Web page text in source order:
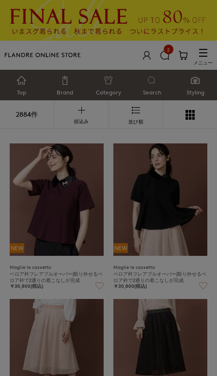
2
メニュー
Top Brand Category Search Styling
2884件
絞込み 並び順
NEW
Maglie le cassetto
ベロア衿フレアプルオーバー|取り外せるベ
ロア衿で2通りの着こなしが完成
￥30,800(税込)
NEW
Maglie le cassetto
ベロア衿フレアプルオーバー|取り外せるベ
ロア衿で2通りの着こなしが完成
￥30,800(税込)